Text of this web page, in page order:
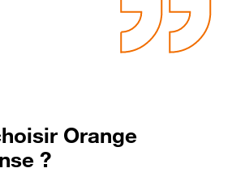
Orange
?